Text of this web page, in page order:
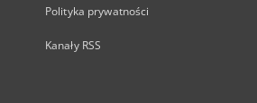
Polityka prywatności
Kanały RSS